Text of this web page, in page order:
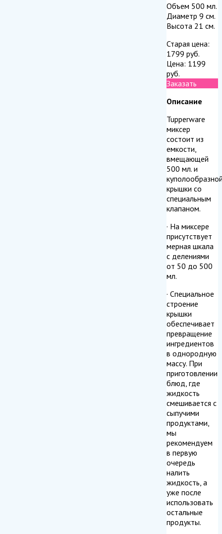
Объем 500 мл.
Диаметр 9 см.
Высота 21 см.
Старая цена:
1799 руб.
Цена: 1199
руб.
Заказать
Описание
Tupperware
миксер
состоит из
емкости,
вмещающей
500 мл. и
крышки со
специальным
клапаном.
· На миксере
присутствует
мерная шкала
с делениями
от 50 до 500
мл.
· Специальное
строение
крышки
обеспечивает
превращение
ингредиентов
в однородную
массу. При
приготовлении
блюд, где
жидкость
смешивается с
сыпучими
продуктами,
мы
рекомендуем
в первую
очередь
налить
жидкость, а
уже после
использовать
остальные
продукты.